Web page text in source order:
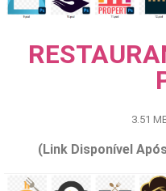
3.51
(Link Disponível